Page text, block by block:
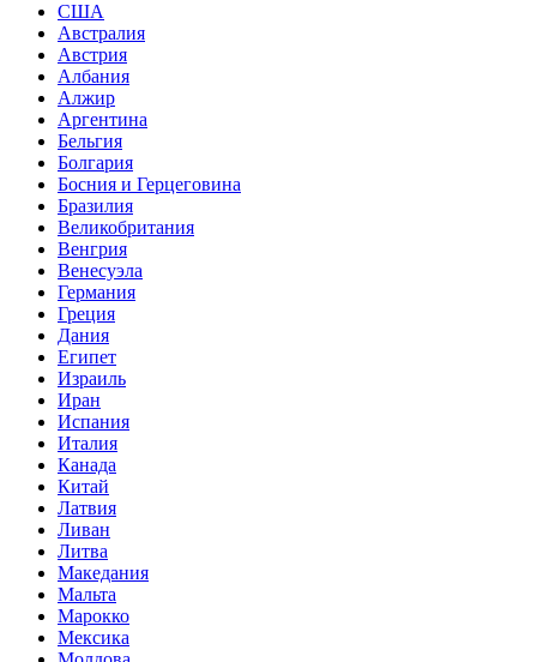
США
Австралия
Австрия
Албания
Алжир
Аргентина
Бельгия
Болгария
Босния и Герцеговина
Бразилия
Великобритания
Венгрия
Венесуэла
Германия
Греция
Дания
Египет
Израиль
Иран
Испания
Италия
Канада
Китай
Латвия
Ливан
Литва
Македания
Мальта
Марокко
Мексика